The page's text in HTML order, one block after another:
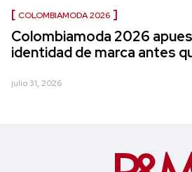
COLOMBIAMODA 2026
Colombiamoda 2026
identidad de marca antes
julio 31, 2026